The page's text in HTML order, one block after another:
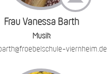
Frau Vanessa Barth
Musik
viernheim.de